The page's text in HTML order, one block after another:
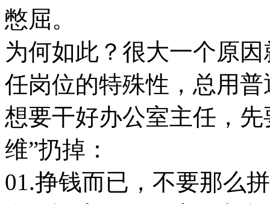
憋屈。
为何如此？很大一个原
任岗位的特殊性，总用
想要干好办公室主任，
维”扔掉：
01.挣钱而已，不要那么